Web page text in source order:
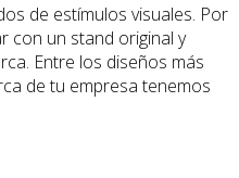
de estímulos visuales. Por
con un stand original y
Entre los diseños más
de tu empresa tenemos